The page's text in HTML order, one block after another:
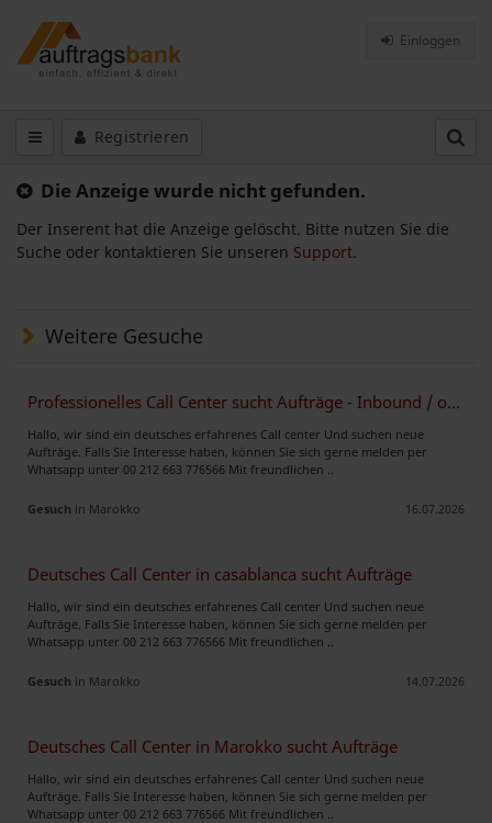
Einloggen
Registrieren
Die Anzeige wurde nicht gefunden.
Der Inserent hat die Anzeige gelöscht. Bitte nutzen Sie die
Suche oder kontaktieren Sie unseren Support.
Weitere Gesuche
Professionelles Call Center sucht Aufträge - Inbound / outbound
Hallo, wir sind ein deutsches erfahrenes Call center Und suchen neue
Aufträge. Falls Sie Interesse haben, können Sie sich gerne melden per
Whatsapp unter 00 212 663 776566 Mit freundlichen ..
Gesuch in Marokko 16.07.2026
Deutsches Call Center in casablanca sucht Aufträge
Hallo, wir sind ein deutsches erfahrenes Call center Und suchen neue
Aufträge. Falls Sie Interesse haben, können Sie sich gerne melden per
Whatsapp unter 00 212 663 776566 Mit freundlichen ..
Gesuch in Marokko 14.07.2026
Deutsches Call Center in Marokko sucht Aufträge
Hallo, wir sind ein deutsches erfahrenes Call center Und suchen neue
Aufträge. Falls Sie Interesse haben, können Sie sich gerne melden per
Whatsapp unter 00 212 663 776566 Mit freundlichen ..